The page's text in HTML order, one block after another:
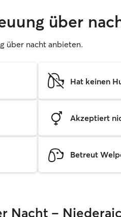
über
über nacht anbieten.
Hat keinen
Akzeptiert
Betreut
Nacht –